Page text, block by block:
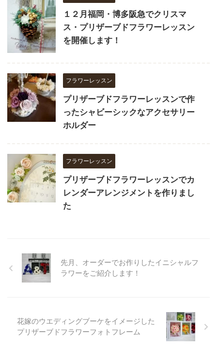
１２月福岡・博多阪急でクリスマ
ス・プリザーブドフラワーレッスン
を開催します！
フラワーレッスン
プリザーブドフラワーレッスンで作
ったシャビーシックなアクセサリー
ホルダー
フラワーレッスン
プリザーブドフラワーレッスンでカ
レンダーアレンジメントを作りまし
た
先月、オーダーでお作りしたイニシャルフ
ラワーをご紹介します！
花嫁のウエディングブーケをイメージした
プリザーブドフラワーフォトフレーム